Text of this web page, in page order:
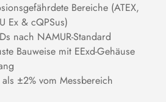
Bereiche (ATEX,
Ex & cQPSus)
nach NAMUR-Standard
Bauweise mit EExd-Gehäuse
±2% vom Messbereich